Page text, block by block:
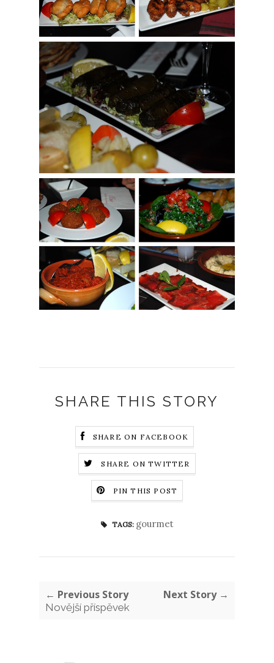
SHARE THIS STORY
SHARE ON FACEBOOK
SHARE ON TWITTER
PIN THIS POST
TAGS: gourmet
← Previous Story
Novější příspěvek
Next Story →